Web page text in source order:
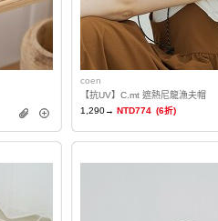
coen
【抗UV】C.mt 遮熱尼龍漁夫帽
1,290→ NTD774 (6折)